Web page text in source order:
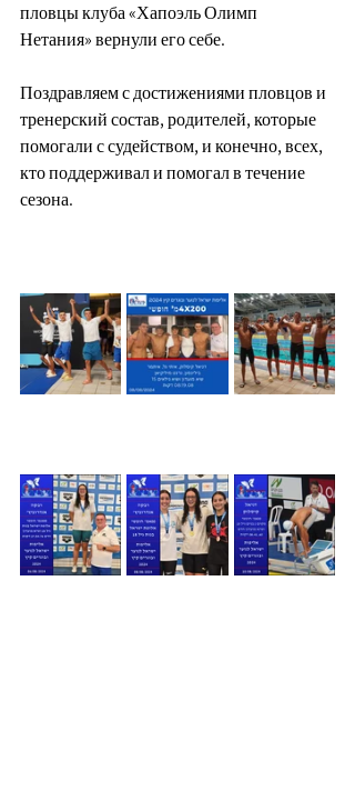
пловцы клуба «Хапоэль Олимп
Нетания» вернули его себе.
Поздравляем с достижениями пловцов и
тренерский состав, родителей, которые
помогали с судейством, и конечно, всех,
кто поддерживал и помогал в течение
сезона.